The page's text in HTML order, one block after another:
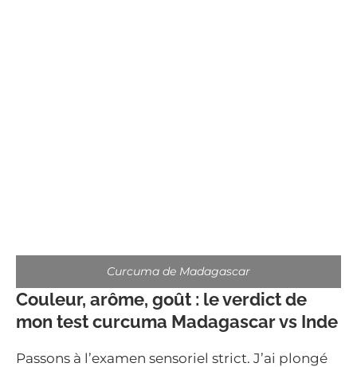
Curcuma de Madagascar
Couleur, arôme, goût : le verdict de
mon test curcuma Madagascar vs Inde
Passons à l’examen sensoriel strict. J’ai plongé